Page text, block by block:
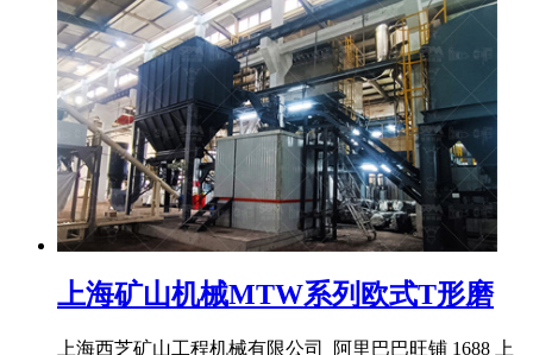
上海矿山机械MTW系列欧式T形磨
上海西芝矿山工程机械有限公司_阿里巴巴旺铺 1688 上